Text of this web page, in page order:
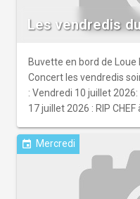
Les vendredis
Buvette en bord de
Concert les vendredis
: Vendredi 10 juillet
17 juillet 2026 : RIP
Vendredi 07 aout 2026 :
2026 : MAD IN SKA à
la Plage à Ounans
event Mercredi